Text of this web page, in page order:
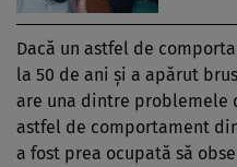
Dacă un astfel de
la 50 de ani şi a apărut
are una dintre problemele
astfel de comportament
a fost prea ocupată să